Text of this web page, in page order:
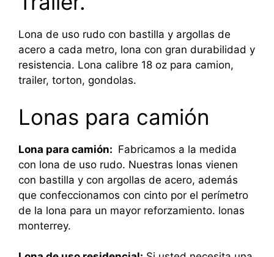
Lona de uso rudo con bastilla y argollas de
acero a cada metro, lona con gran durabilidad y
resistencia. Lona calibre 18 oz para camion,
trailer, torton, gondolas.
Lonas para camión
Lona para camión: Fabricamos a la medida
con lona de uso rudo. Nuestras lonas vienen
con bastilla y con argollas de acero, además
que confeccionamos con cinto por el perímetro
de la lona para un mayor reforzamiento. lonas
monterrey.